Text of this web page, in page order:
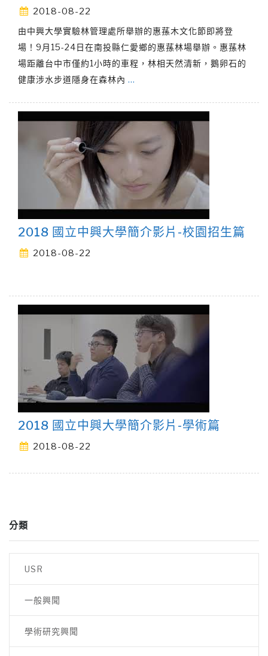
2018-08-22
由中興大學實驗林管理處所舉辦的惠蓀木文化節即將登
場！9月15-24日在南投縣仁愛鄉的惠蓀林場舉辦。惠蓀林
場距離台中市僅約1小時的車程，林相天然清新，鵝卵石的
健康涉水步道隱身在森林內 …
2018 國立中興大學簡介影片-校園招生篇
2018-08-22
2018 國立中興大學簡介影片-學術篇
2018-08-22
分類
USR
一般興聞
學術研究興聞